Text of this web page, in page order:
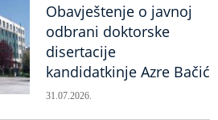
Obavještenje o javnoj
odbrani doktorske
disertacije
kandidatkinje Azre Bačić
31.07.2026.